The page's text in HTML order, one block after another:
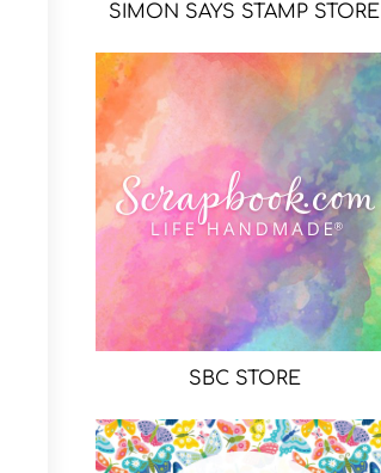
SIMON SAYS STAMP STORE
SBC STORE